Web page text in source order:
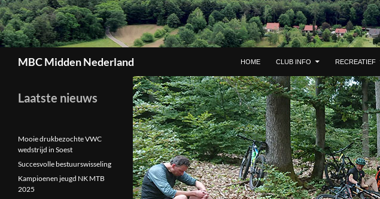
MBC Midden Nederland HOME CLUB INFO RECREATIEF
Laatste nieuws
Mooie drukbezochte VWC
wedstrijd in Soest
Succesvolle bestuurswisseling
Kampioenen jeugd NK MTB
2025